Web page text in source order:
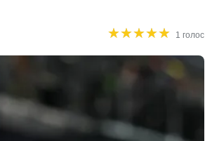
★★★★★
★★★★★ 1 голос